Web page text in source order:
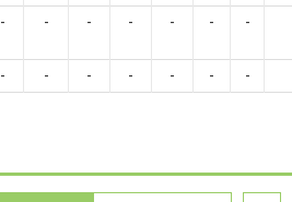
- - - - - - -
- - - - - - -